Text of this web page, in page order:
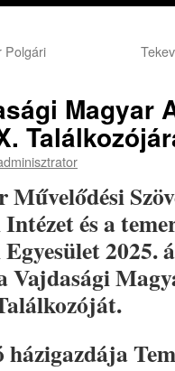
Polgári
Magyar
és a
2025.
Vajdasági
házigazdája